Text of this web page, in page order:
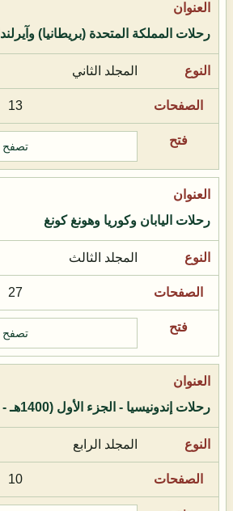
رحلات المملكة المتحدة (بريطانيا) وآيرلندا
المجلد الثاني
13
تصفح
رحلات اليابان وكوريا وهونغ كونغ
المجلد الثالث
27
تصفح
رحلات إندونيسيا - الجزء الأول (1400هـ - 1980م)
المجلد الرابع
10